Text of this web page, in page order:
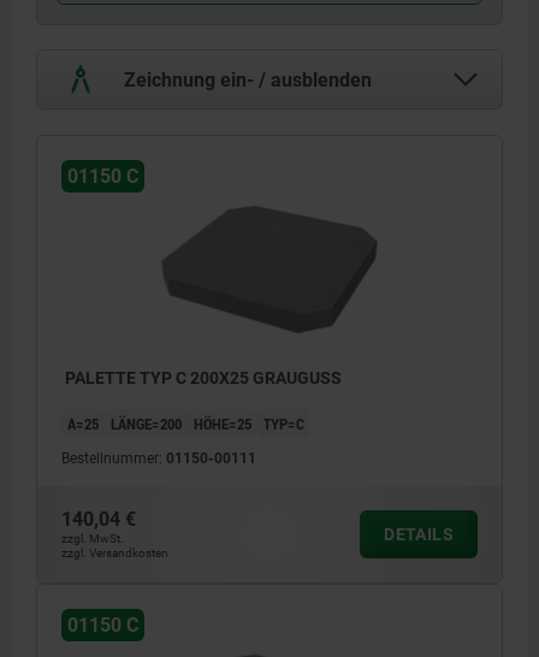
Zeichnung ein- / ausblenden
01150 C
PALETTE TYP C 200X25 GRAUGUSS
A=25 LÄNGE=200 HÖHE=25 TYP=C
Bestellnummer: 01150-00111
140,04 €
zzgl. MwSt.
zzgl. Versandkosten
DETAILS
01150 C